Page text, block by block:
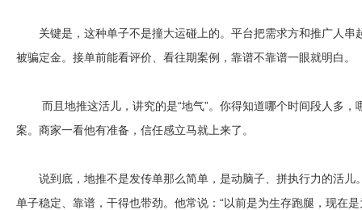
关键是，这种单子不是撞大运碰上的。平台把需求方和推广人串
被骗定金。接单前能看评价、看往期案例，靠谱不靠谱一眼就明白。
而且地推这活儿，讲究的是“地气”。你得知道哪个时间段人多，
案。商家一看他有准备，信任感立马就上来了。
说到底，地推不是发传单那么简单，是动脑子、拼执行力的活儿
单子稳定、靠谱，干得也带劲。他常说：“以前是为生存跑腿，现在是